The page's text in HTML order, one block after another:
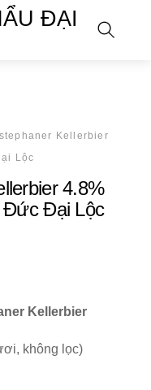
Kellerbier
Lộc
4.8%
Đức Đại Lộc
Kellerbier
không lọc)